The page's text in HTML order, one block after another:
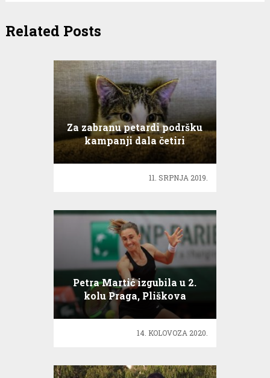
Related Posts
Za zabranu petardi podršku
kampanji dala četiri
ministarstva
11. SRPNJA 2019.
Petra Martić izgubila u 2.
kolu Praga, Pliškova
slavila u dva seta
14. KOLOVOZA 2020.